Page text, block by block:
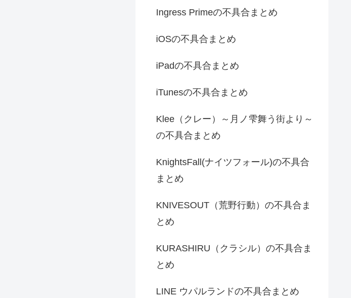
Ingress Primeの不具合まとめ
iOSの不具合まとめ
iPadの不具合まとめ
iTunesの不具合まとめ
Klee（クレー）～月ノ雫舞う街より～
の不具合まとめ
KnightsFall(ナイツフォール)の不具合
まとめ
KNIVESOUT（荒野行動）の不具合ま
とめ
KURASHIRU（クラシル）の不具合ま
とめ
LINE ウパルランドの不具合まとめ